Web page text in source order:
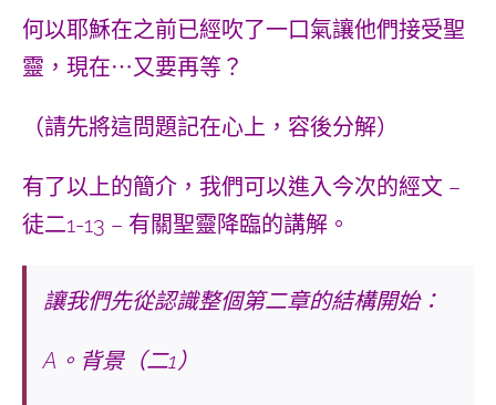
何以耶穌在之前已經吹了一口氣讓他們接受聖
靈，現在⋯又要再等？
（請先將這問題記在心上，容後分解）
有了以上的簡介，我們可以進入今次的經文 –
徒二1-13 – 有關聖靈降臨的講解。
讓我們先從認識整個第二章的結構開始：
A。背景（二1）